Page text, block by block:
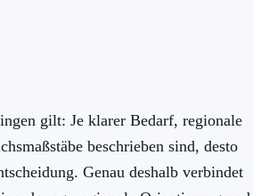
gilt: Je klarer Bedarf, regionale
beschrieben sind, desto
Genau deshalb verbindet